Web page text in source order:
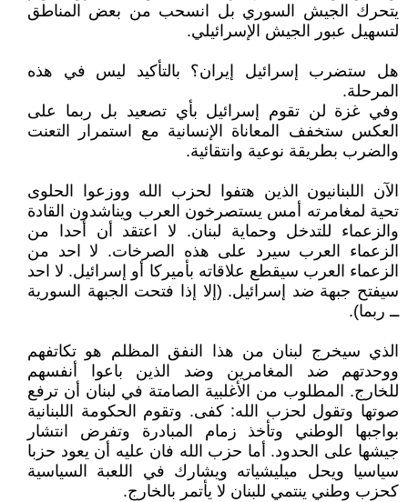
يتحرك الجيش السوري بل انسحب من بعض المناطق
لتسهيل عبور الجيش الإسرائيلي.
هل ستضرب إسرائيل إيران؟ بالتأكيد ليس في هذه
المرحلة.
وفي غزة لن تقوم إسرائيل بأي تصعيد بل ربما على
العكس ستخفف المعاناة الإنسانية مع استمرار التعنت
والضرب بطريقة نوعية وانتقائية.
الآن اللبنانيون الذين هتفوا لحزب الله ووزعوا الحلوى
تحية لمغامرته أمس يستصرخون العرب ويناشدون القادة
والزعماء للتدخل وحماية لبنان. لا اعتقد أن أحدا من
الزعماء العرب سيرد على هذه الصرخات. لا احد من
الزعماء العرب سيقطع علاقاته بأميركا أو إسرائيل. لا احد
سيفتح جبهة ضد إسرائيل. (إلا إذا فتحت الجبهة السورية
ــ ربما).
الذي سيخرج لبنان من هذا النفق المظلم هو تكاتفهم
ووحدتهم ضد المغامرين وضد الذين باعوا أنفسهم
للخارج. المطلوب من الأغلبية الصامتة في لبنان أن ترفع
صوتها وتقول لحزب الله: كفى. وتقوم الحكومة اللبنانية
بواجبها الوطني وتأخذ زمام المبادرة وتفرض انتشار
جيشها على الحدود. أما حزب الله فان عليه أن يعود حزبا
سياسيا ويحل ميليشياته ويشارك في اللعبة السياسية
كحزب وطني ينتمي للبنان لا يأتمر بالخارج.